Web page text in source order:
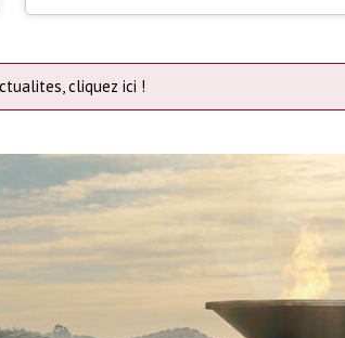
cliquez ici !